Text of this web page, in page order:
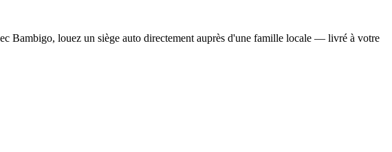
Bambigo, louez un siège auto directement auprès d'une famille locale — livré à votre